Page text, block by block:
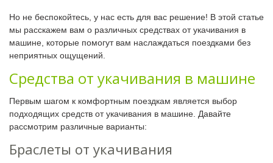
Но не беспокойтесь, у нас есть для вас решение! В этой статье
мы расскажем вам о различных средствах от укачивания в
машине, которые помогут вам наслаждаться поездками без
неприятных ощущений.
Средства от укачивания в машине
Первым шагом к комфортным поездкам является выбор
подходящих средств от укачивания в машине. Давайте
рассмотрим различные варианты:
Браслеты от укачивания